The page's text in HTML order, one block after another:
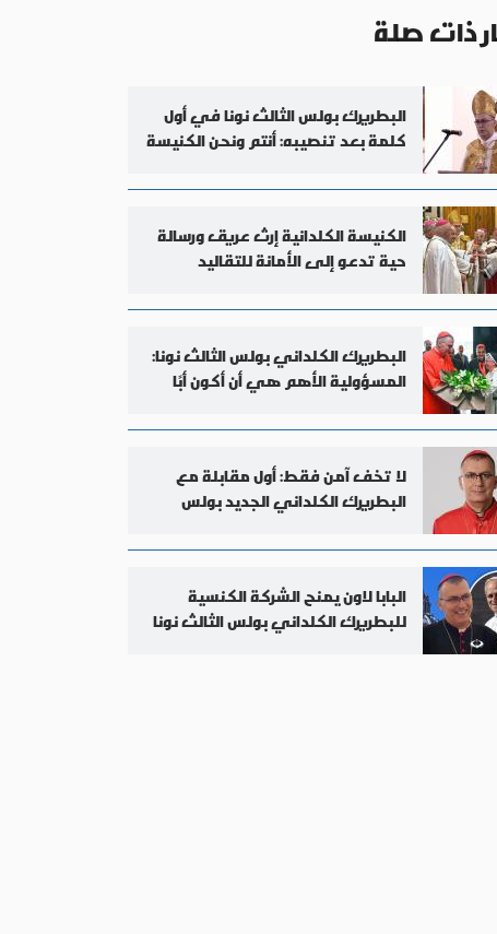
ذات صلة
البطريرك بولس الثالث نونا في أول
كلمة بعد تنصيبه: أنتم ونحن الكنيسة
الكنيسة الكلدانية إرث عريق ورسالة
حية تدعو إلى الأمانة للتقاليد
البطريرك الكلداني بولس الثالث نونا:
المسؤولية الأهم هي أن أكون أبًا
لا تخف آمن فقط: أول مقابلة مع
البطريرك الكلداني الجديد بولس
البابا لاون يمنح الشركة الكنسية
للبطريرك الكلداني بولس الثالث نونا